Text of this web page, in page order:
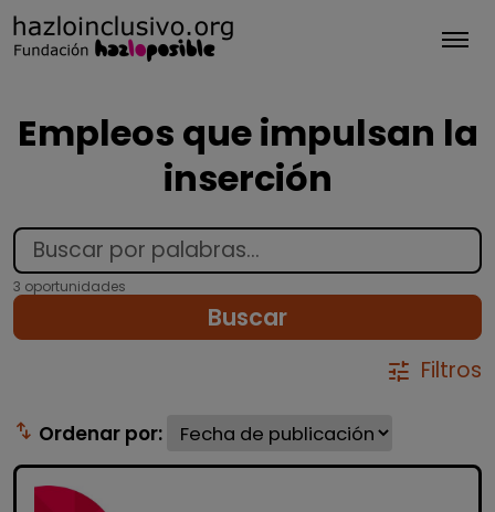
Empleos que impulsan la
inserción
3 oportunidades
Buscar
tune Filtros
swap_vert Ordenar por: